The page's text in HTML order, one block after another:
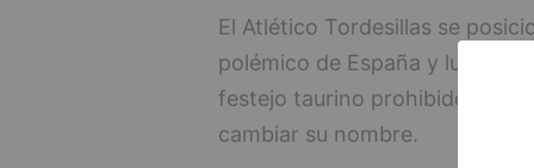
El Atlético Tordesillas se
polémico de España y lucirá
festejo taurino prohibido por
cambiar su nombre.